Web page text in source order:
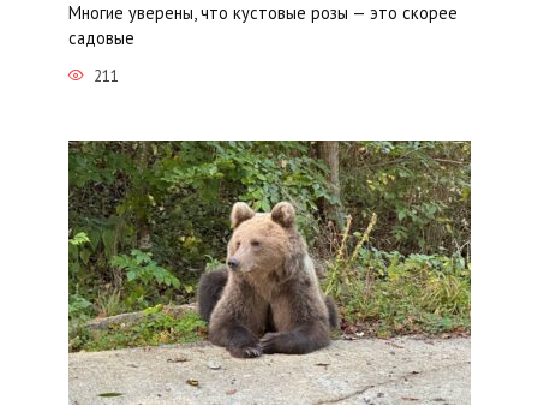
Многие уверены, что кустовые розы — это скорее
садовые
211